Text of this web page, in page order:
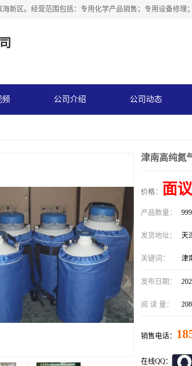
频 公司介绍 公司动态
津南高纯氮
价格： 面议
产品数量：
发货地址： 天
关键词： 津
发布日期：
阅 读 量： 208
销售电话：
在线QQ：